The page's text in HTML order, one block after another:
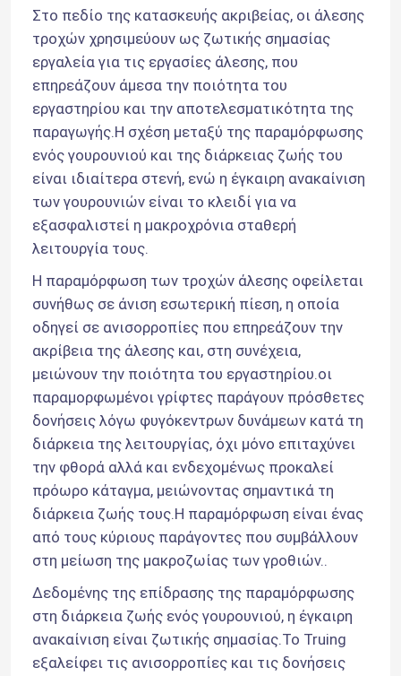
Στο πεδίο της κατασκευής ακριβείας, οι άλεσης
τροχών χρησιμεύουν ως ζωτικής σημασίας
εργαλεία για τις εργασίες άλεσης, που
επηρεάζουν άμεσα την ποιότητα του
εργαστηρίου και την αποτελεσματικότητα της
παραγωγής.Η σχέση μεταξύ της παραμόρφωσης
ενός γουρουνιού και της διάρκειας ζωής του
είναι ιδιαίτερα στενή, ενώ η έγκαιρη ανακαίνιση
των γουρουνιών είναι το κλειδί για να
εξασφαλιστεί η μακροχρόνια σταθερή
λειτουργία τους.
Η παραμόρφωση των τροχών άλεσης οφείλεται
συνήθως σε άνιση εσωτερική πίεση, η οποία
οδηγεί σε ανισορροπίες που επηρεάζουν την
ακρίβεια της άλεσης και, στη συνέχεια,
μειώνουν την ποιότητα του εργαστηρίου.οι
παραμορφωμένοι γρίφτες παράγουν πρόσθετες
δονήσεις λόγω φυγόκεντρων δυνάμεων κατά τη
διάρκεια της λειτουργίας, όχι μόνο επιταχύνει
την φθορά αλλά και ενδεχομένως προκαλεί
πρόωρο κάταγμα, μειώνοντας σημαντικά τη
διάρκεια ζωής τους.Η παραμόρφωση είναι ένας
από τους κύριους παράγοντες που συμβάλλουν
στη μείωση της μακροζωίας των γροθιών..
Δεδομένης της επίδρασης της παραμόρφωσης
στη διάρκεια ζωής ενός γουρουνιού, η έγκαιρη
ανακαίνιση είναι ζωτικής σημασίας.Το Truing
εξαλείφει τις ανισορροπίες και τις δονήσεις